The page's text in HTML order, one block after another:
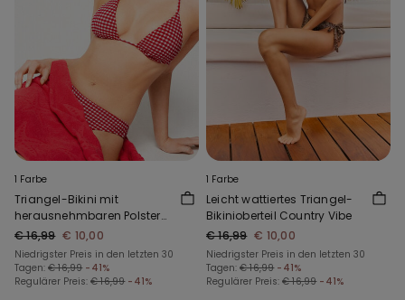
1 Farbe
Triangel-Bikini mit
herausnehmbaren Polstern
Summer Vichy
€ 16,99 € 10,00
Niedrigster Preis in den letzten 30
Tagen: € 16,99 -41%
Regulärer Preis: € 16,99 -41%
1 Farbe
Leicht wattiertes Triangel-
Bikinioberteil Country Vibe
€ 16,99 € 10,00
Niedrigster Preis in den letzten 30
Tagen: € 16,99 -41%
Regulärer Preis: € 16,99 -41%